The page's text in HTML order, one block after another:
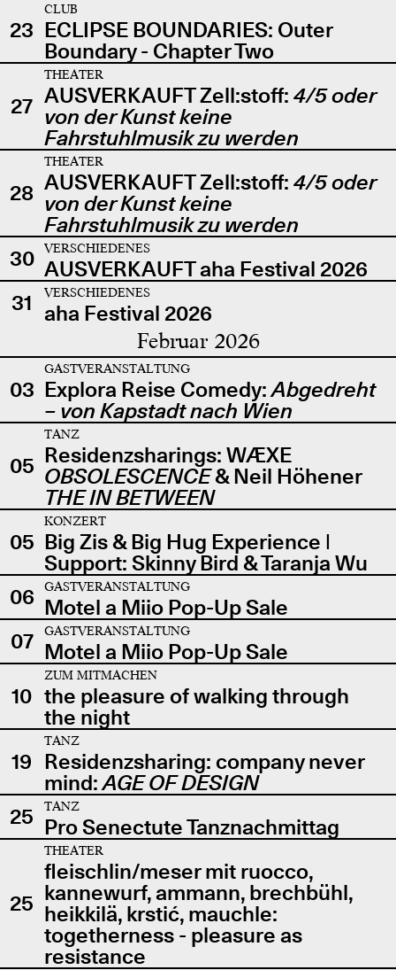
23
CLUB
ECLIPSE BOUNDARIES: Outer
Boundary - Chapter Two
27
THEATER
AUSVERKAUFT Zell:stoff: 4/5 oder
von der Kunst keine
Fahrstuhlmusik zu werden
28
THEATER
AUSVERKAUFT Zell:stoff: 4/5 oder
von der Kunst keine
Fahrstuhlmusik zu werden
30
VERSCHIEDENES
AUSVERKAUFT aha Festival 2026
31
VERSCHIEDENES
aha Festival 2026
Februar 2026
03
GASTVERANSTALTUNG
Explora Reise Comedy:Abgedreht
– von Kapstadt nach Wien
05
TANZ
Residenzsharings: WÆXE
OBSOLESCENCE& Neil Höhener
THE IN BETWEEN
05
KONZERT
Big Zis & Big Hug Experience |
Support: Skinny Bird & Taranja Wu
06
GASTVERANSTALTUNG
Motel a Miio Pop-Up Sale
07
GASTVERANSTALTUNG
Motel a Miio Pop-Up Sale
10
ZUM MITMACHEN
the pleasure of walking through
the night
19
TANZ
Residenzsharing: company never
mind:AGE OF DESIGN
25
TANZ
Pro Senectute Tanznachmittag
25
THEATER
fleischlin/meser mit ruocco,
kannewurf, ammann, brechbühl,
heikkilä, krstić, mauchle:
togetherness - pleasure as
resistance